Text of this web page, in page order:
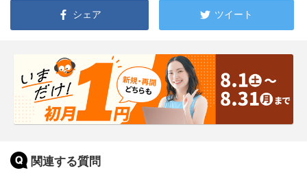
シェア ツイート
関連する質問